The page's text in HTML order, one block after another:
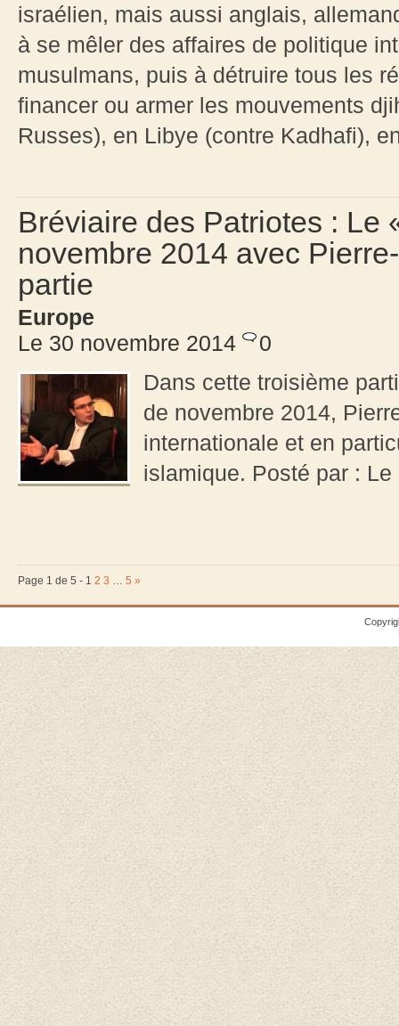
israélien, mais aussi anglais,
à se mêler des affaires de politique
musulmans, puis à détruire tous les
financer ou armer les mouvements
Russes), en Libye (contre Kadhafi),
Bréviaire des Patriotes : Le
novembre 2014 avec
partie
Europe
Le 30 novembre 2014
0
Dans cette troisième
de novembre 2014,
internationale et en
islamique. Posté par :
Page 1 de 5 - 1 2 3 … 5 »